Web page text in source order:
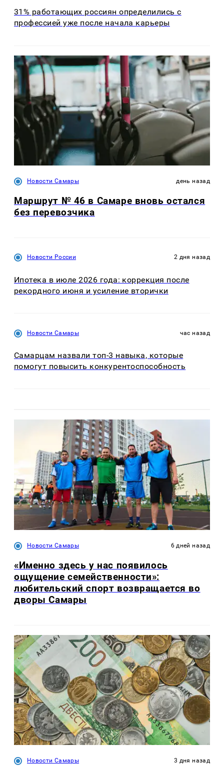
31% работающих россиян определились с
профессией уже после начала карьеры
Новости Самары день назад
Маршрут № 46 в Самаре вновь остался
без перевозчика
Новости России 2 дня назад
Ипотека в июле 2026 года: коррекция после
рекордного июня и усиление вторички
Новости Самары час назад
Самарцам назвали топ-3 навыка, которые
помогут повысить конкурентоспособность
Новости Самары 6 дней назад
«Именно здесь у нас появилось
ощущение семейственности»:
любительский спорт возвращается во
дворы Самары
Новости Самары 3 дня назад